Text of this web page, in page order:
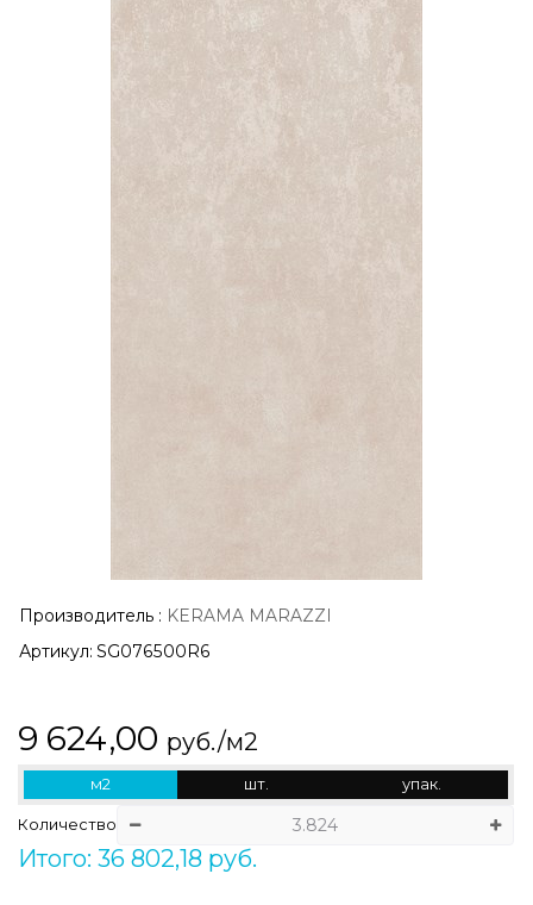
Производитель : KERAMA MARAZZI
Артикул: SG076500R6
9 624,00 руб./м2
м2 шт. упак.
Количество
Итого: 36 802,18 руб.